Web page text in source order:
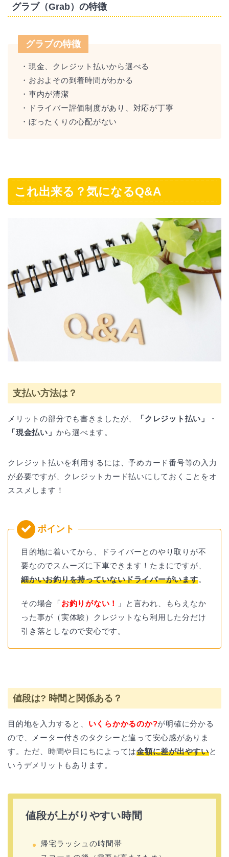
グラブ（Grab）の特徴
グラブの特徴
・現金、クレジット払いから選べる
・おおよその到着時間がわかる
・車内が清潔
・ドライバー評価制度があり、対応が丁寧
・ぼったくりの心配がない
これ出来る？気になるQ&A
支払い方法は？
メリットの部分でも書きましたが、 「クレジット払い」
・
「現金払い」 から選べます。
クレジット払いを利用するには、予めカード番号等の入力
が必要ですが、クレジットカード払いにしておくことをオ
ススメします！
目的地に着いてから、ドライバーとのやり取りが不
要なのでスムーズに下車できます！たまにですが、
細かいお釣りを持っていないドライバーがいます。
その場合「お釣りがない！
」と言われ、もらえなか
った事が（実体験）クレジットなら利用した分だけ
引き落としなので安心です。
値段は? 時間と関係ある？
目的地を入力すると、 いくらかかるのか?が明確に分かる
ので、メーター付きのタクシーと違って安心感がありま
す。ただ、時間や日にちによっては金額に差が出やすいと
いうデメリットもあります。
値段が上がりやすい時間
帰宅ラッシュの時間帯